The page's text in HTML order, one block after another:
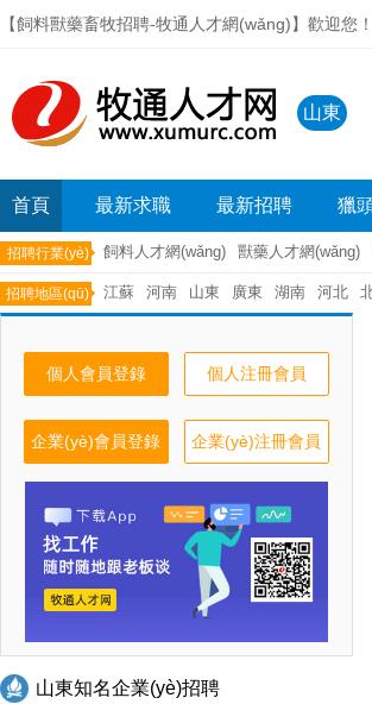
【飼料獸藥畜牧招聘-牧通人才網(wǎng)】歡迎您
山東
首頁 最新求職 最新招聘 獵
招聘行業(yè) 飼料人才網(wǎng) 獸藥人才網(wǎng)
招聘地區(qū) 江蘇 河南 山東 廣東 湖南 河北
個人會員登錄 個人注冊會員
企業(yè)會員登錄 企業(yè)注冊會員
山東知名企業(yè)招聘